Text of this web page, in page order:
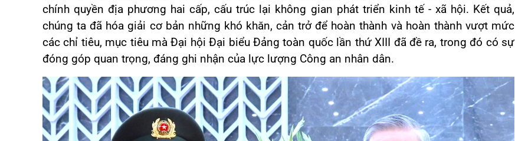
chính quyền địa phương hai cấp, cấu trúc lại không gian phát triển kinh tế - xã hội. Kết quả,
chúng ta đã hóa giải cơ bản những khó khăn, cản trở để hoàn thành và hoàn thành vượt mức
các chỉ tiêu, mục tiêu mà Đại hội Đại biểu Đảng toàn quốc lần thứ XIII đã đề ra, trong đó có sự
đóng góp quan trọng, đáng ghi nhận của lực lượng Công an nhân dân.